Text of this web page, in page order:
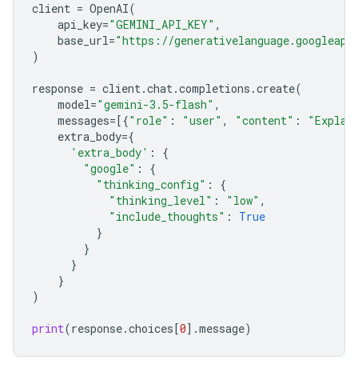
client = OpenAI(
api_key="GEMINI_API_KEY" ,
base_url="https://
)
response = client.chat.completions .create(
model="gemini-3.5-flash" ,
messages=[{"role" : "user" , "content" :
extra_body={
'extra_body' :
{
"google" :
{
"thinking_config" :
{
"thinking_level" : "low" ,
"include_thoughts" :
True
}
}
}
}
)
print(response.choices[0] .message)